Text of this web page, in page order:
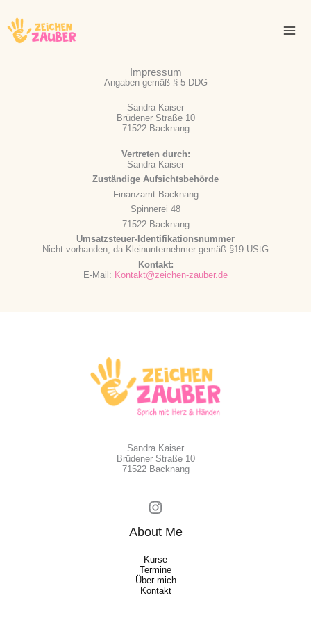
Inhalt
springen
Impressum
Angaben gemäß § 5 DDG
Sandra Kaiser
Brüdener Straße 10
71522 Backnang
Vertreten durch:
Sandra Kaiser
Zuständige Aufsichtsbehörde
Finanzamt Backnang
Spinnerei 48
71522 Backnang
Umsatzsteuer-Identifikationsnummer
Nicht vorhanden, da Kleinunternehmer gemäß §19 UStG
Kontakt:
E-Mail: Kontakt@zeichen-zauber.de
Sandra Kaiser
Brüdener Straße 10
71522 Backnang
Instagram
About Me
Kurse
Termine
Über mich
Kontakt